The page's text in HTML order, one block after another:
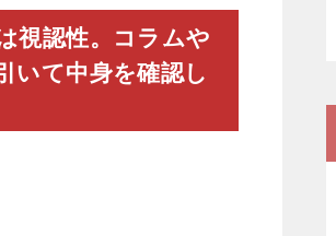
視認性。コラムや
いて中身を確認し